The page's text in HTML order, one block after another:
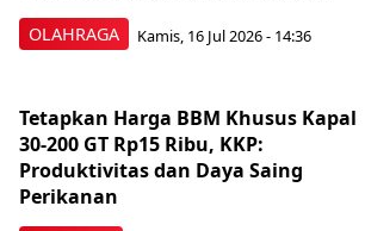
OLAHRAGA Kamis, 16 Jul 2026 - 14:36
Tetapkan Harga BBM Khusus Kapal
30-200 GT Rp15 Ribu, KKP:
Produktivitas dan Daya Saing
Perikanan